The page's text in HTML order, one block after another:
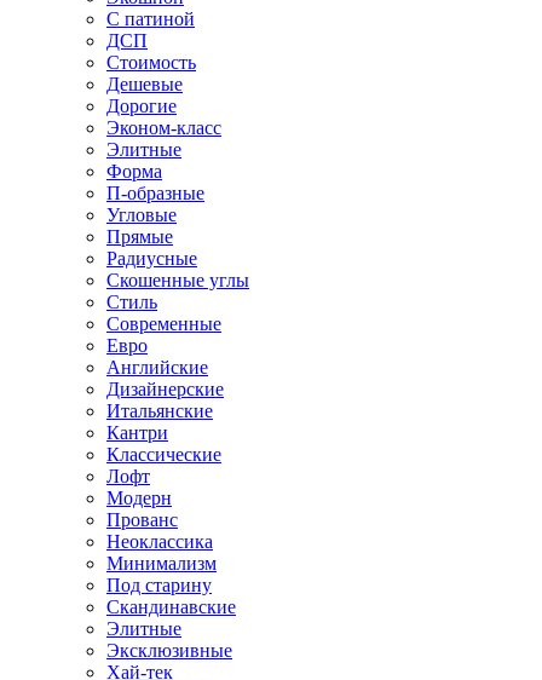
С патиной
ДСП
Стоимость
Дешевые
Дорогие
Эконом-класс
Элитные
Форма
П-образные
Угловые
Прямые
Радиусные
Скошенные углы
Стиль
Современные
Евро
Английские
Дизайнерские
Итальянские
Кантри
Классические
Лофт
Модерн
Прованс
Неоклассика
Минимализм
Под старину
Скандинавские
Элитные
Эксклюзивные
Хай-тек